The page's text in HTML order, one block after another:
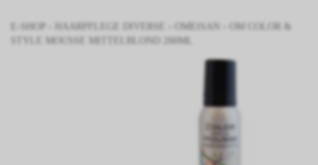
HAARPFLEGE DIVERSE
OM COLOR &